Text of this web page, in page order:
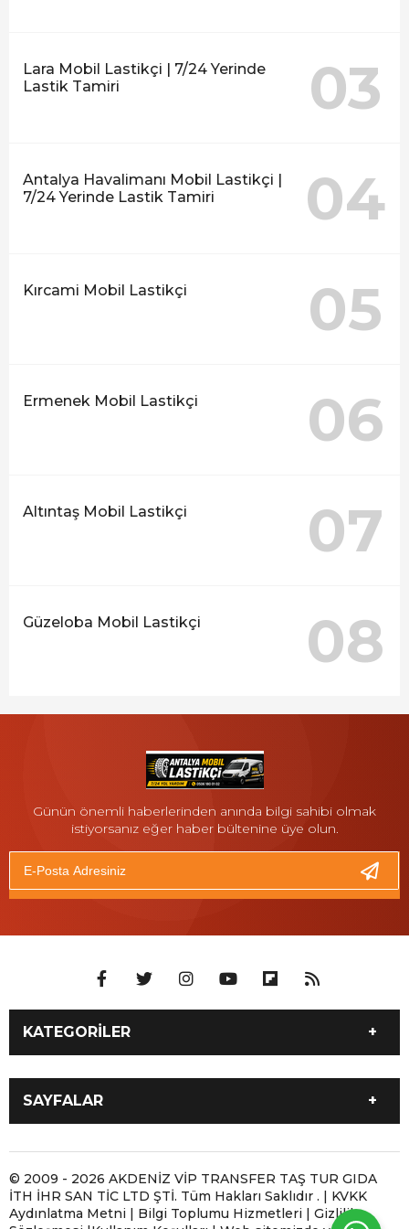
Lara Mobil Lastikçi | 7/24 Yerinde
Lastik Tamiri
03
Antalya Havalimanı Mobil Lastikçi |
7/24 Yerinde Lastik Tamiri
04
Kırcami Mobil Lastikçi 05
Ermenek Mobil Lastikçi 06
Altıntaş Mobil Lastikçi 07
Güzeloba Mobil Lastikçi 08
Günün önemli haberlerinden anında bilgi sahibi olmak
istiyorsanız eğer haber bültenine üye olun.
KATEGORİLER
İLETİŞİM 05061800102
Antalya 7/24 Moto Yol
Taşıma
Antalya Motosiklet Çekici
ve Moto Yol Yardım
Antalya Moto Yol Yardım |
Motosikletiniz Yolda
Kaldığında
SAYFALAR
Antalya 7/24 Moto Yol
Yardım ve Motosiklet
Taşıma
Antalya Yerinde Lastik
Tamiri | 7/24 Mobil
Lastikçi
© 2009 - 2026 AKDENİZ VİP TRANSFER TAŞ TUR GIDA
İTH İHR SAN TİC LTD ŞTİ. Tüm Hakları Saklıdır . | KVKK
Aydınlatma Metni | Bilgi Toplumu Hizmetleri | Gizlilik